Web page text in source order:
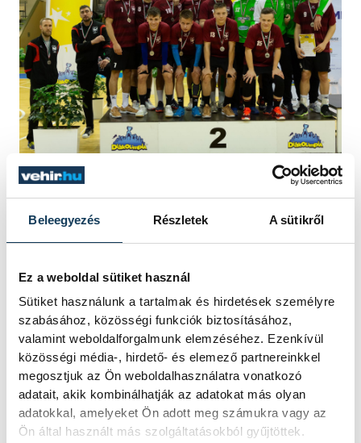
Beleegyezés Részletek A sütikről
Ez a weboldal sütiket használ
Sütiket használunk a tartalmak és hirdetések személyre
szabásához, közösségi funkciók biztosításához,
valamint weboldalforgalmunk elemzéséhez. Ezenkívül
közösségi média-, hirdető- és elemező partnereinkkel
megosztjuk az Ön weboldalhasználatra vonatkozó
adatait, akik kombinálhatják az adatokat más olyan
adatokkal, amelyeket Ön adott meg számukra vagy az
Ön által használt más szolgáltatásokból gyűjtöttek.
A Vetési csapatának tagjai: Palasics Kristóf,
Nagy Benedek, Ágoston Áron, Kőhegyi
Máté, Pápai Péter, Simon Benedek,
Horváth Botond, Fink Radó, Tóbiás Bálint,
Tóth Bertalan és Perlaki Bence.
Testnevelőtanár: Varga Balázs, edző
Gulyás Péter.